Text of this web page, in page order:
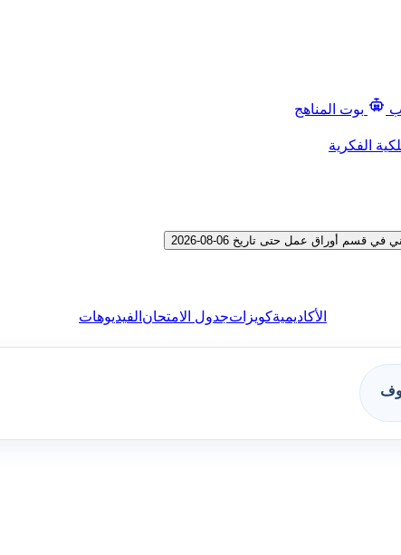
بوت المناهج
الفكرية
أوراق عمل حتى تاريخ 06-08-2026
الأكاديميةكويزاتجدول الامتحان الفيديوهات